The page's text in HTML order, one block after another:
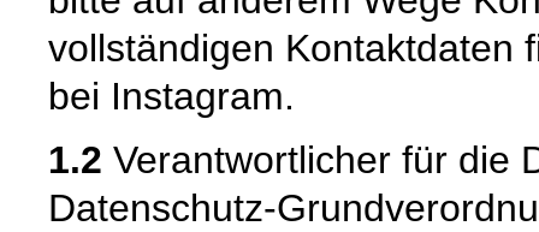
vollständigen Kontaktdaten
bei Instagram.
1.2 Verantwortlicher für die
Datenschutz-